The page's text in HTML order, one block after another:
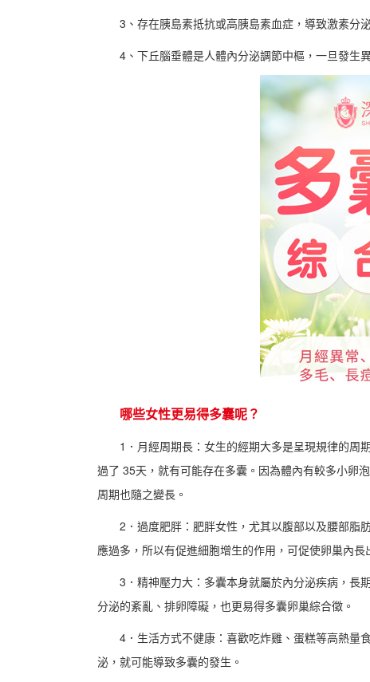
3、存在胰島素抵抗或高胰島素血症，導致激素分
4、下丘腦垂體是人體內分泌調節中樞，一旦發生
哪些女性更易得多囊呢？
1．月經周期長：女生的經期大多是呈現規律的
過了 35天，就有可能存在多囊。因為體內有較多小卵
周期也隨之變長。
2．過度肥胖：肥胖女性，尤其以腹部以及腰部脂
應過多，所以有促進細胞增生的作用，可促使卵巢內長
3．精神壓力大：多囊本身就屬於內分泌疾病，長
分泌的紊亂、排卵障礙，也更易得多囊卵巢綜合徵。
4．生活方式不健康：喜歡吃炸雞、蛋糕等高熱量
泌，就可能導致多囊的發生。